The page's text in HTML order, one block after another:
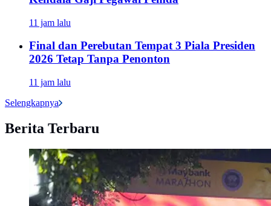
11 jam lalu
Final dan Perebutan Tempat 3 Piala Presiden
2026 Tetap Tanpa Penonton
11 jam lalu
Selengkapnya
Berita Terbaru